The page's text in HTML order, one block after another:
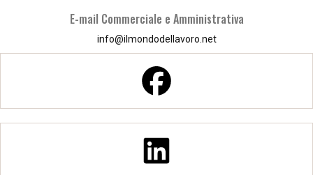
E-mail Commerciale e Amministrativa
info@ilmondodellavoro.net